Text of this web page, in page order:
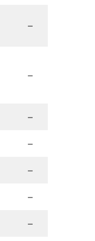
–
–
–
–
–
–
–